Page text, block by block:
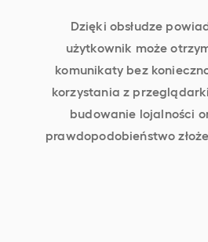
Dzięki obsłudze
użytkownik może
komunikaty bez
korzystania z
budowanie lojalności
prawdopodobieństwo